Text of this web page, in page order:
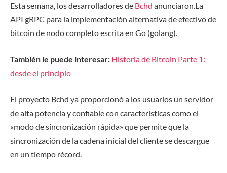
Esta semana, los desarrolladores de Bchd anunciaron.La
API gRPC para la implementación alternativa de efectivo de
bitcoin de nodo completo escrita en Go (golang).
También le puede interesar: Historia de Bitcoin Parte 1:
desde el principio
El proyecto Bchd ya proporcionó a los usuarios un servidor
de alta potencia y confiable con características como el
«modo de sincronización rápida» que permite que la
sincronización de la cadena inicial del cliente se descargue
en un tiempo récord.